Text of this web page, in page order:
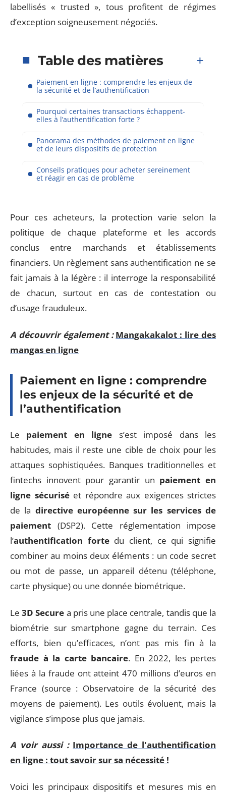
labellisés « trusted », tous profitent de régimes
d’exception soigneusement négociés.
Table des matières
Paiement en ligne : comprendre les enjeux de
la sécurité et de l’authentification
Pourquoi certaines transactions échappent-
elles à l’authentification forte ?
Panorama des méthodes de paiement en ligne
et de leurs dispositifs de protection
Conseils pratiques pour acheter sereinement
et réagir en cas de problème
Pour ces acheteurs, la protection varie selon la
politique de chaque plateforme et les accords
conclus entre marchands et établissements
financiers. Un règlement sans authentification ne se
fait jamais à la légère : il interroge la responsabilité
de chacun, surtout en cas de contestation ou
d’usage frauduleux.
A découvrir également : Mangakakalot : lire des
mangas en ligne
Paiement en ligne : comprendre
les enjeux de la sécurité et de
l’authentification
Le paiement en ligne s’est imposé dans les
habitudes, mais il reste une cible de choix pour les
attaques sophistiquées. Banques traditionnelles et
fintechs innovent pour garantir un paiement en
ligne sécuriséet répondre aux exigences strictes
de la directive européenne sur les services de
paiement (DSP2). Cette réglementation impose
l’authentification fortedu client, ce qui signifie
combiner au moins deux éléments : un code secret
ou mot de passe, un appareil détenu (téléphone,
carte physique) ou une donnée biométrique.
Le3D Secure a pris une place centrale, tandis que la
biométrie sur smartphone gagne du terrain. Ces
efforts, bien qu’efficaces, n’ont pas mis fin à la
fraude à la carte bancaire. En 2022, les pertes
liées à la fraude ont atteint 470 millions d’euros en
France (source : Observatoire de la sécurité des
moyens de paiement). Les outils évoluent, mais la
vigilance s’impose plus que jamais.
A voir aussi : Importance de l'authentification
en ligne : tout savoir sur sa nécessité !
Voici les principaux dispositifs et mesures mis en